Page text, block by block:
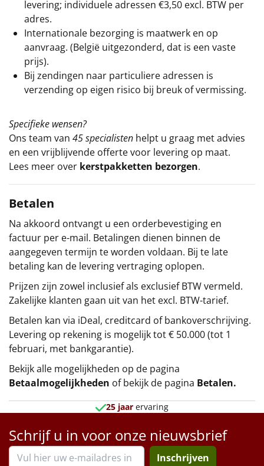
levering; individuele adressen €3,50 excl. BTW per
adres.
Internationale bezorging is maatwerk en op
aanvraag. (België uitgezonderd, dat is een vaste
prijs).
Bij zendingen naar particuliere adressen is
verzending op eigen risico bij breuk of vermissing.
Specifieke wensen?
Ons team van 45 specialisten helpt u graag met advies
en een vrijblijvende offerte voor levering op maat.
Lees meer over kerstpakketten bezorgen.
Betalen
Na akkoord ontvangt u een orderbevestiging en
factuur per e-mail. Betalingen dienen binnen de
aangegeven termijn te worden voldaan. Bij te late
betaling kan de levering vertraging oplopen.
Prijzen zijn zowel inclusief als exclusief BTW vermeld.
Zakelijke klanten gaan uit van het excl. BTW-tarief.
Betalen kan via iDeal, creditcard of bankoverschrijving.
Levering op rekening is mogelijk tot € 50.000 (tot 1
februari, met bankgarantie).
Bekijk alle mogelijkheden op de pagina
Betaalmogelijkheden of bekijk de pagina Betalen.
25 jaar ervaring
Schrijf u in voor onze nieuwsbrief
Inschrijven